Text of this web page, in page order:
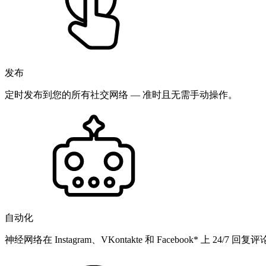
发布
定时发布到您的所有社交网络 — 准时且无需手动操作。
自动化
神经网络在 Instagram、VKontakte 和 Facebook* 上 24/7 回复评